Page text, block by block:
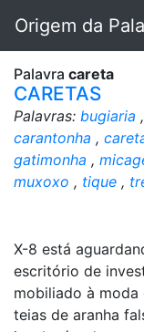
Origem da
Palavra careta
CARETAS
Palavras: bugiaria ,
carantonha ,
gatimonha ,
muxoxo , tique ,
X-8 está
escritório de
mobiliado à moda
teias de aranha